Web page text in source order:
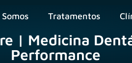
Tratamentos
| Medicina
Performance